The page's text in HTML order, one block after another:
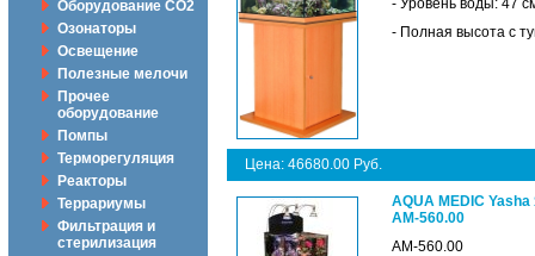
Оборудование CO2
Озонаторы
Освещение
Полезные мелочи
Прочее
оборудование
Помпы
Терморегуляция
Реакторы
Террариумы
Фильтрация и
стерилизация
- Уровень воды: 47
- Полная высота с
Цена: 46680.00 Руб.
AQUA MEDIC
AM-560.00
AM-560.00